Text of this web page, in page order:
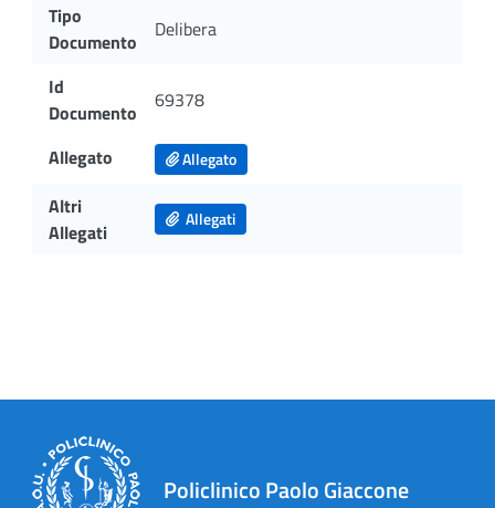
Tipo
Documento
Delibera
Id
Documento
69378
Allegato Allegato
Altri
Allegati
Allegati
Policlinico Paolo Giaccone